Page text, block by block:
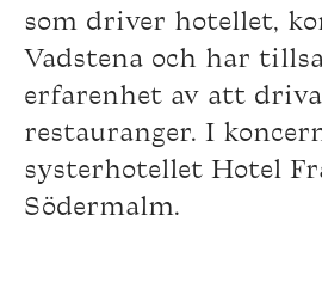
som driver hotellet,
Vadstena och har
erfarenhet av att
restauranger. I
systerhotellet Hotel
Södermalm.